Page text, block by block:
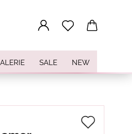
SALE NEW